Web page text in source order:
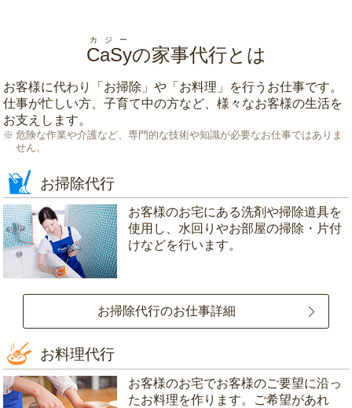
CaSy
カジー
の家事代行とは
お客様に代わり「 お掃除 」や「 お料理 」を行うお仕事です。
仕事が忙しい方、子育て中の方など、様々なお客様の生活を
お支えします。
危険な作業や介護など、専門的な技術や知識が必要なお仕事ではありま
せん。
お掃除代行
お客様のお宅にある洗剤や掃除道具を
使用し、水回りやお部屋の掃除・片付
けなどを行います。
お掃除代行のお仕事詳細
お料理代行
お客様のお宅でお客様のご要望に沿っ
たお料理を作ります。ご希望があれ